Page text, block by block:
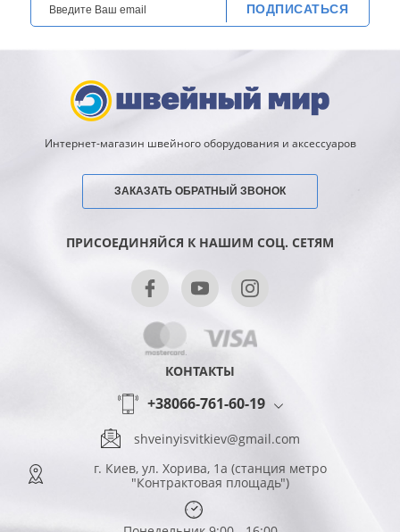
ПОДПИСАТЬСЯ
Интернет-магазин швейного оборудования и аксессуаров
ЗАКАЗАТЬ ОБРАТНЫЙ ЗВОНОК
ПРИСОЕДИНЯЙСЯ К НАШИМ СОЦ. СЕТЯМ
КОНТАКТЫ
+38066-761-60-19
shveinyisvitkiev@gmail.com
г. Киев, ул. Хорива, 1а (станция метро
"Контрактовая площадь")